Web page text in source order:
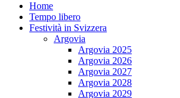
Home
Tempo libero
Festività in Svizzera
Argovia
Argovia 2025
Argovia 2026
Argovia 2027
Argovia 2028
Argovia 2029